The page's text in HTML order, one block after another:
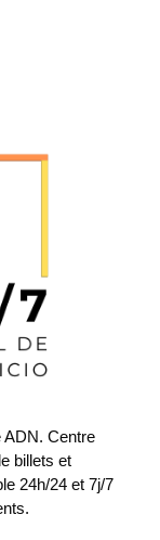
ADN. Centre
billets et
24h/24 et 7j/7